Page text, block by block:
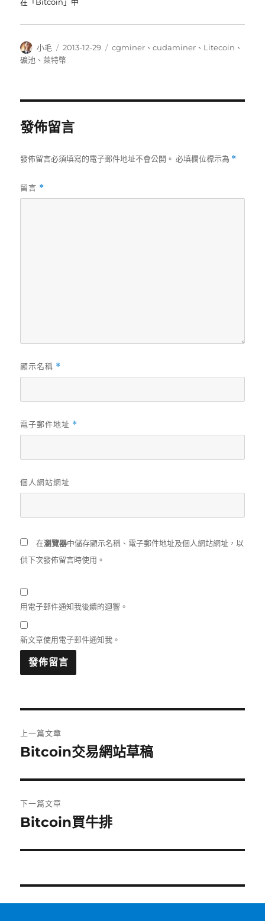
作
者
小毛
發
佈
2013-12-29
分
cgminer 、cudaminer 、 Litecoin 、
礦池 、萊特幣
發佈留言
發佈留言必須填寫的電子郵件地址不會公開。 必填欄位標示為 *
留言 *
顯示名稱 *
電子郵件地址 *
個人網站網址
在瀏覽器中儲存顯示名稱、電子郵件地址及個人網站網址，以
供下次發佈留言時使用。
用電子郵件通知我後續的迴響。
新文章使用電子郵件通知我。
章
覽
上一篇文章
上
篇
文
章:
Bitcoin交易網站草稿
下一篇文章
下
篇
章:
Bitcoin買牛排